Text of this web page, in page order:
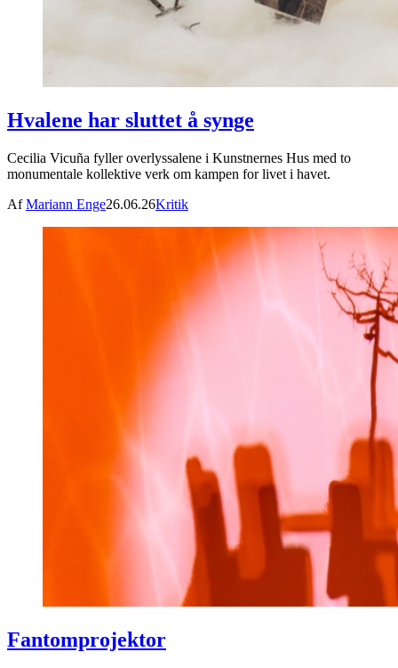
Hvalene har sluttet å synge
Cecilia Vicuña fyller overlyssalene i Kunstnernes Hus med to
monumentale kollektive verk om kampen for livet i havet.
AfMariann Enge26.06.26Kritik
Fantomprojektor